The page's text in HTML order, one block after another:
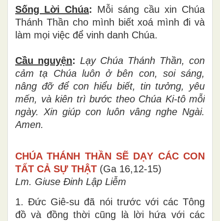
Sống Lời Chúa: Mỗi sáng cầu xin Chúa
Thánh Thần cho mình biết xoá mình đi và
làm mọi việc để vinh danh Chúa.
Cầu nguyện: Lạy Chúa Thánh Thần, con
cảm tạ Chúa luôn ở bên con, soi sáng,
nâng đỡ để con hiểu biết, tin tưởng, yêu
mến, và kiên trì bước theo Chúa Ki-tô mỗi
ngày. Xin giúp con luôn vâng nghe Ngài.
Amen.
CHÚA THÁNH THẦN SẼ DẠY CÁC CON
TẤT CẢ SỰ THẬT (Ga 16,12-15)
Lm. Giuse Đinh Lập Liễm
1. Đức Giê-su đã nói trước với các Tông
đồ và đồng thời cũng là lời hứa với các